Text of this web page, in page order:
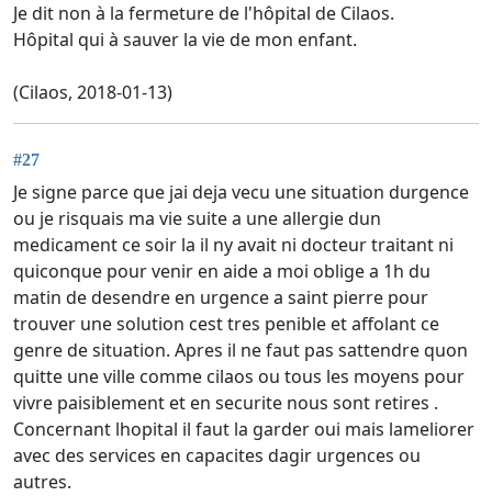
Je dit non à la fermeture de l'hôpital de Cilaos.
Hôpital qui à sauver la vie de mon enfant.
(Cilaos, 2018-01-13)
#27
Je signe parce que jai deja vecu une situation durgence
ou je risquais ma vie suite a une allergie dun
medicament ce soir la il ny avait ni docteur traitant ni
quiconque pour venir en aide a moi oblige a 1h du
matin de desendre en urgence a saint pierre pour
trouver une solution cest tres penible et affolant ce
genre de situation. Apres il ne faut pas sattendre quon
quitte une ville comme cilaos ou tous les moyens pour
vivre paisiblement et en securite nous sont retires .
Concernant lhopital il faut la garder oui mais lameliorer
avec des services en capacites dagir urgences ou
autres.